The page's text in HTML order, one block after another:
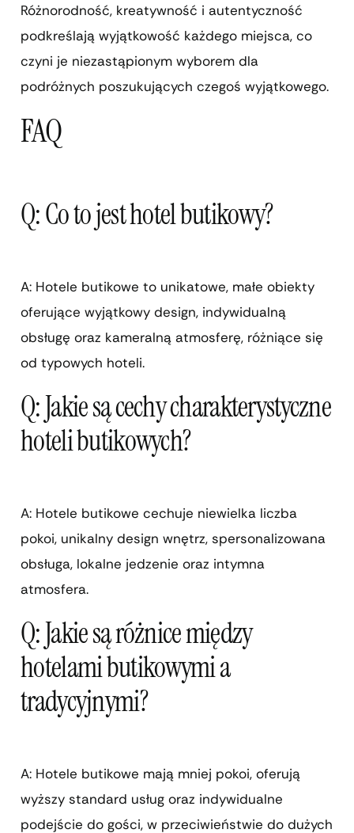
Różnorodność, kreatywność i autentyczność
podkreślają wyjątkowość każdego miejsca, co
czyni je niezastąpionym wyborem dla
podróżnych poszukujących czegoś wyjątkowego.
FAQ
Q: Co to jest hotel butikowy?
A: Hotele butikowe to unikatowe, małe obiekty
oferujące wyjątkowy design, indywidualną
obsługę oraz kameralną atmosferę, różniące się
od typowych hoteli.
Q: Jakie są cechy charakterystyczne
hoteli butikowych?
A: Hotele butikowe cechuje niewielka liczba
pokoi, unikalny design wnętrz, spersonalizowana
obsługa, lokalne jedzenie oraz intymna
atmosfera.
Q: Jakie są różnice między
hotelami butikowymi a
tradycyjnymi?
A: Hotele butikowe mają mniej pokoi, oferują
wyższy standard usług oraz indywidualne
podejście do gości, w przeciwieństwie do dużych